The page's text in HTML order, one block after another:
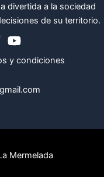
divertida a la sociedad
de su territorio.
y condiciones
Mermelada